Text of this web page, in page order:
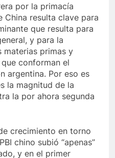
por la primacía
resulta clave para
que resulta para
y para la
materias primas y
conforman el
argentina. Por eso es
la magnitud de la
la por ahora segunda
crecimiento en torno
chino subió “apenas”
y en el primer